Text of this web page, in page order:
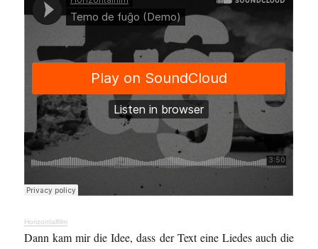
Horizontalfilm
Dann kam mir die Idee, dass der Text eine Liedes auch die